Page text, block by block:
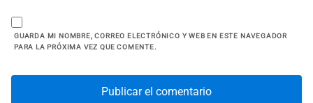
GUARDA MI NOMBRE, CORREO ELECTRÓNICO Y WEB EN ESTE NAVEGADOR
PARA LA PRÓXIMA VEZ QUE COMENTE.